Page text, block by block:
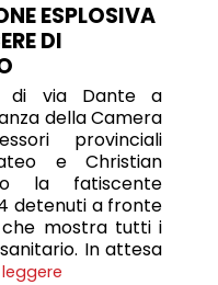
ESPLOSIVA
DI
di via Dante a
della Camera
provinciali
e Christian
la fatiscente
detenuti a fronte
mostra tutti i
In attesa